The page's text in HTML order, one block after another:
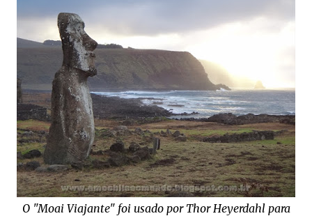
O "Moai Viajante" foi usado por Thor Heyerdahl para